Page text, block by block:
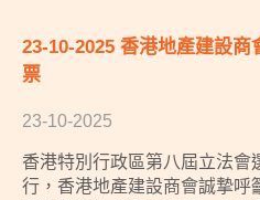
23-10-2025 香港地產建設
票
23-10-2025
香港特別行政區第八屆立法
行，香港地產建設商會誠摯呼